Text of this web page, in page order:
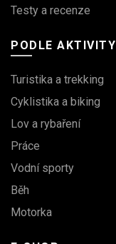
Testy a recenze
PODLE AKTIVITY
Turistika a trekking
Cyklistika a biking
Lov a rybaření
Práce
Vodní sporty
Běh
Motorka